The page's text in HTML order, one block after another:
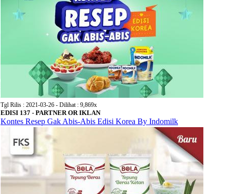
Tgl Rilis : 2021-03-26 - Dilihat : 9,869x
EDISI 137 - PARTNER OR IKLAN
Kontes Resep Gak Abis-Abis Edisi Korea By Indomilk